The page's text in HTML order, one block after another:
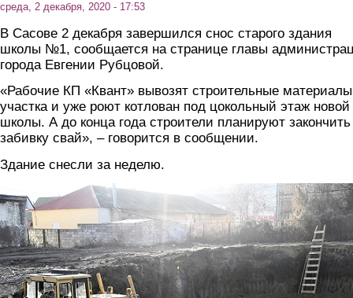
среда, 2 декабря, 2020 - 17:53
В Сасове 2 декабря завершился снос старого здания
школы №1, сообщается на странице главы
города Евгении Рубцовой.
«Рабочие КП «Квант» вывозят строительные
участка и уже роют котлован под цокольный этаж новой
школы. А до конца года строители планируют закончить
забивку свай», – говорится в сообщении.
Здание снесли за неделю.
sasovo.jpg